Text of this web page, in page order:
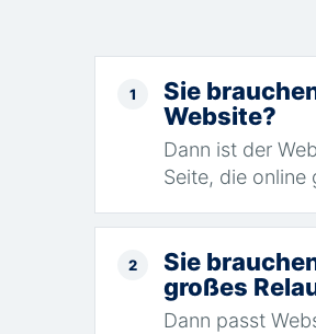
1
Sie
Website?
Dann ist der
Seite, die online
2
Sie
großes
Dann passt